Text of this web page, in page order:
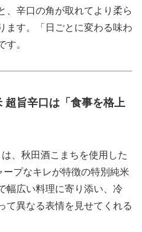
、辛口の角が取れてより柔ら
ます。「日ごとに変わる味わ
す。
超旨辛口は「食事を格上
、秋田酒こまちを使用した
プなキレが特徴の特別純米
幅広い料理に寄り添い、冷
て異なる表情を見せてくれる